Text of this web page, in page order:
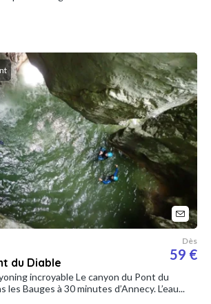
du Diable
Dès
59 €
incroyable Le canyon du Pont du
Bauges à 30 minutes d’Annecy. L’eau...